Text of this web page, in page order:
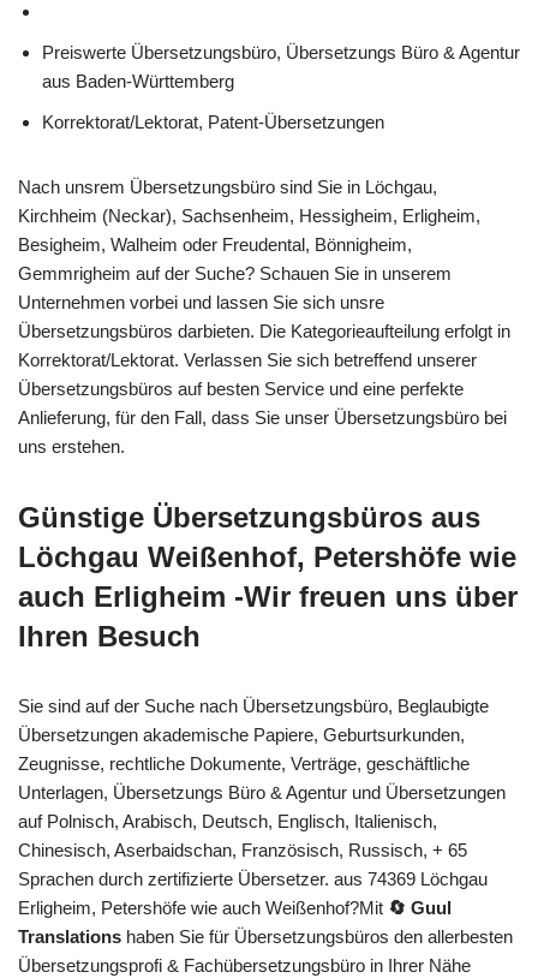
Preiswerte Übersetzungsbüro, Übersetzungs Büro & Agentur
aus Baden-Württemberg
Korrektorat/Lektorat, Patent-Übersetzungen
Nach unsrem Übersetzungsbüro sind Sie in Löchgau,
Kirchheim (Neckar), Sachsenheim, Hessigheim, Erligheim,
Besigheim, Walheim oder Freudental, Bönnigheim,
Gemmrigheim auf der Suche? Schauen Sie in unserem
Unternehmen vorbei und lassen Sie sich unsre
Übersetzungsbüros darbieten. Die Kategorieaufteilung erfolgt in
Korrektorat/Lektorat. Verlassen Sie sich betreffend unserer
Übersetzungsbüros auf besten Service und eine perfekte
Anlieferung, für den Fall, dass Sie unser Übersetzungsbüro bei
uns erstehen.
Günstige Übersetzungsbüros aus
Löchgau Weißenhof, Petershöfe wie
auch Erligheim -Wir freuen uns über
Ihren Besuch
Sie sind auf der Suche nach Übersetzungsbüro, Beglaubigte
Übersetzungen akademische Papiere, Geburtsurkunden,
Zeugnisse, rechtliche Dokumente, Verträge, geschäftliche
Unterlagen, Übersetzungs Büro & Agentur und Übersetzungen
auf Polnisch, Arabisch, Deutsch, Englisch, Italienisch,
Chinesisch, Aserbaidschan, Französisch, Russisch, + 65
Sprachen durch zertifizierte Übersetzer. aus 74369 Löchgau
Erligheim, Petershöfe wie auch Weißenhof?Mit 🔄 Guul
Translations haben Sie für Übersetzungsbüros den allerbesten
Übersetzungsprofi & Fachübersetzungsbüro in Ihrer Nähe